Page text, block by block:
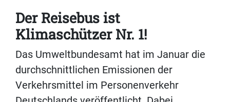
Der Reisebus ist
Klimaschützer Nr. 1!
Das Umweltbundesamt hat im Januar die
durchschnittlichen Emissionen der
Verkehrsmittel im Personenverkehr